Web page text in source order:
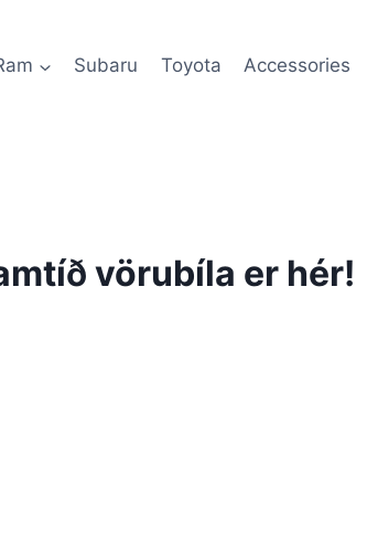
Subaru Toyota Accessories
vörubíla er hér!